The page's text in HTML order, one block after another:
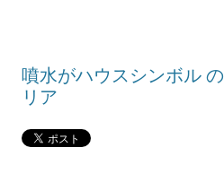
噴水がハウスシンボル
リア